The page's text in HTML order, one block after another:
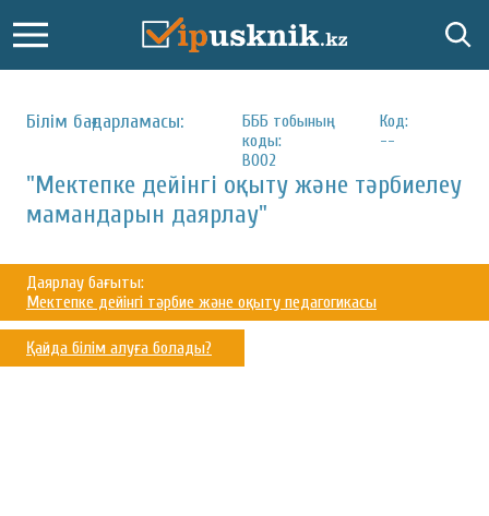
Білім бағдарламасы:
БББ тобының
коды:
B002
Код:
--
"Мектепке дейінгі оқыту және тәрбиелеу
мамандарын даярлау"
Даярлау бағыты:
Мектепке дейінгі тәрбие және оқыту педагогикасы
Қайда білім алуға болады?